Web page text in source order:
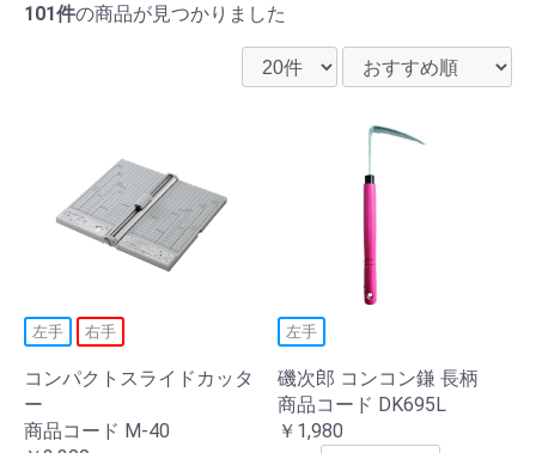
101件の商品が見つかりました
左手 右手
コンパクトスライドカッタ
ー
商品コード M-40
左手
磯次郎 コンコン鎌 長柄
商品コード DK695L
￥1,980